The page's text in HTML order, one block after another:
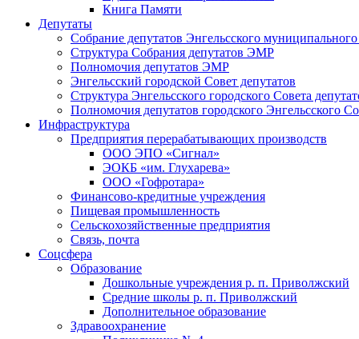
Книга Памяти
Депутаты
Собрание депутатов Энгельсского
Структура Собрания депутатов ЭМР
Полномочия депутатов ЭМР
Энгельсский городской Совет депутатов
Структура Энгельсского городского Совета
Полномочия депутатов городского Энгельсского
Инфраструктура
Предприятия перерабатывающих производств
ООО ЭПО «Сигнал»
ЭОКБ «им. Глухарева»
ООО «Гофротара»
Финансово-кредитные учреждения
Пищевая промышленность
Сельскохозяйственные предприятия
Связь, почта
Соцсфера
Образование
Дошкольные учреждения р. п. Приволжский
Средние школы р. п. Приволжский
Дополнительное образование
Здравоохранение